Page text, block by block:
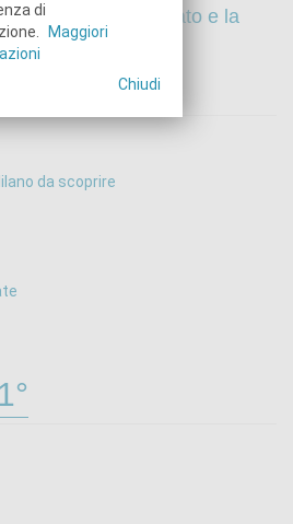
dettagliato e la
viaggio
da scoprire
di
Maggiori
Chiudi